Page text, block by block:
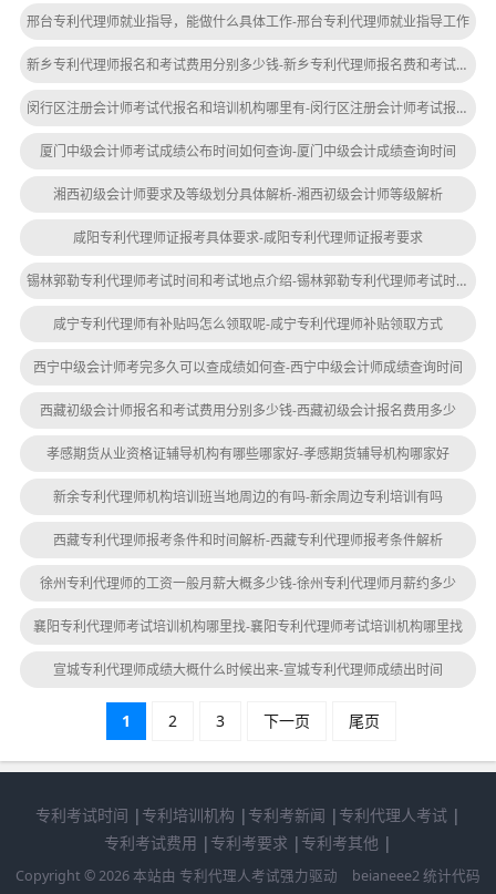
邢台专利代理师就业指导，能做什么具体工作-邢台专利代理师就业指导工作
新乡专利代理师报名和考试费用分别多少钱-新乡专利代理师报名费和考试费多少钱
闵行区注册会计师考试代报名和培训机构哪里有-闵行区注册会计师考试报名处
厦门中级会计师考试成绩公布时间如何查询-厦门中级会计成绩查询时间
湘西初级会计师要求及等级划分具体解析-湘西初级会计师等级解析
咸阳专利代理师证报考具体要求-咸阳专利代理师证报考要求
锡林郭勒专利代理师考试时间和考试地点介绍-锡林郭勒专利代理师考试时间地点介绍
咸宁专利代理师有补贴吗怎么领取呢-咸宁专利代理师补贴领取方式
西宁中级会计师考完多久可以查成绩如何查-西宁中级会计师成绩查询时间
西藏初级会计师报名和考试费用分别多少钱-西藏初级会计报名费用多少
孝感期货从业资格证辅导机构有哪些哪家好-孝感期货辅导机构哪家好
新余专利代理师机构培训班当地周边的有吗-新余周边专利培训有吗
西藏专利代理师报考条件和时间解析-西藏专利代理师报考条件解析
徐州专利代理师的工资一般月薪大概多少钱-徐州专利代理师月薪约多少
襄阳专利代理师考试培训机构哪里找-襄阳专利代理师考试培训机构哪里找
宣城专利代理师成绩大概什么时候出来-宣城专利代理师成绩出时间
1 2 3 下一页 尾页
专利考试时间 | 专利培训机构 | 专利考新闻 | 专利代理人考试 |
专利考试费用 | 专利考要求 | 专利考其他 |
Copyright © 2026 本站由 专利代理人考试强力驱动 beianeee2统计代码